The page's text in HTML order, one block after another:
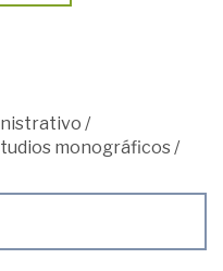
/
monográficos /